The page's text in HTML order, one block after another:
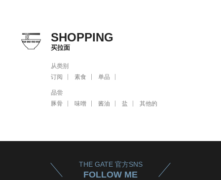
SHOPPING
买拉面
从类别
订阅
素食 单品
品尝
豚骨
味噌 酱油 盐 其他的
THE GATE 官方SNS
FOLLOW ME